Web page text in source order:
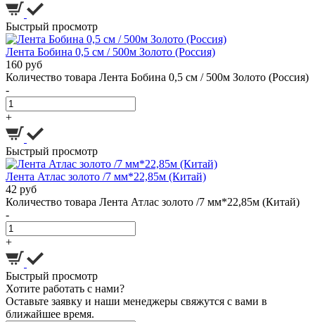
Быстрый просмотр
Лента Бобина 0,5 см / 500м Золото (Россия)
160 руб
Количество товара Лента Бобина 0,5 см / 500м Золото (Россия)
-
+
Быстрый просмотр
Лента Атлас золото /7 мм*22,85м (Китай)
42 руб
Количество товара Лента Атлас золото /7 мм*22,85м (Китай)
-
+
Быстрый просмотр
Хотите работать с нами?
Оставьте заявку и наши менеджеры свяжутся с вами в
ближайшее время.